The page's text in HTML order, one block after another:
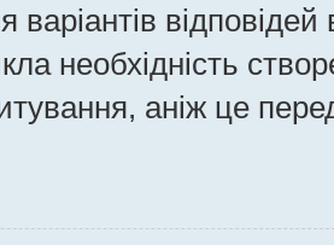
необхідність
аніж це